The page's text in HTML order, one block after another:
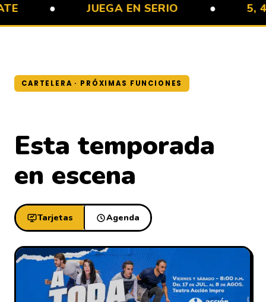
● JUEGA EN SERIO ● 5, 4, 3, 2
CARTELERA · PRÓXIMAS FUNCIONES
Esta temporada
en escena
Tarjetas Agenda